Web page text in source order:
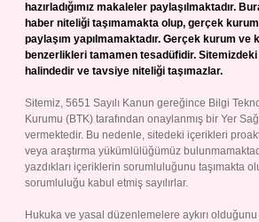
hazırladığımız makaleler paylaşılmaktadır.
haber niteliği taşımamakta olup, gerçek
paylaşım yapılmamaktadır. Gerçek kurum ve
benzerlikleri tamamen tesadüfidir.
halindedir ve tavsiye niteliği taşımazlar.
Sitemiz, 5651 Sayılı Kanun gereğince Bilgi
Kurumu (BTK) tarafından onaylanmış bir Yer
vermektedir. Bu nedenle, sitedeki içerikleri
veya araştırma yükümlülüğümüz
yazdıkları içeriklerin sorumluluğunu taşımakta
sorumluluğu kabul etmiş sayılırlar.
Hukuka ve yasal düzenlemelere aykırı